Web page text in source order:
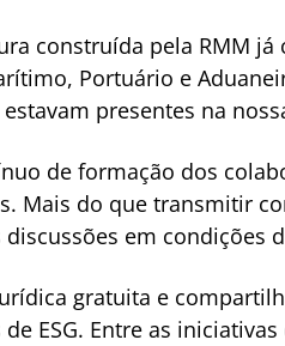
construída pela RMM já
Portuário e
presentes na
de formação dos
Mais do que transmitir
em condições
gratuita e
ESG. Entre as